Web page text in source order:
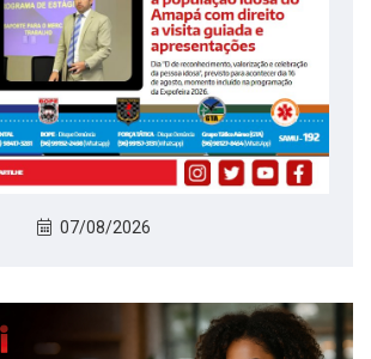
07/08/2026